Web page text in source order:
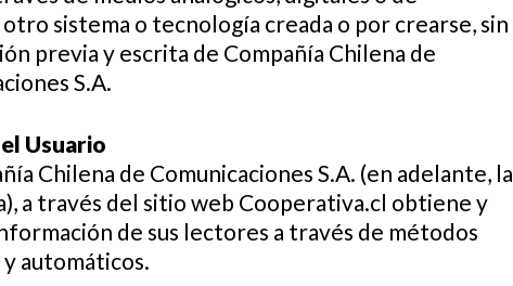
sistema o tecnología creada o por crearse, sin
previa y escrita de Compañía Chilena de
S.A.
Usuario
Chilena de Comunicaciones S.A. (en adelante, la
a través del sitio web Cooperativa.cl obtiene y
de sus lectores a través de métodos
y automáticos.